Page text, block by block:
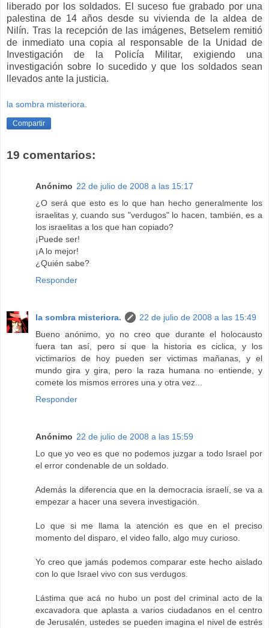
liberado por los soldados. El suceso fue grabado por una
palestina de 14 años desde su vivienda de la aldea de
Nilín. Tras la recepción de las imágenes, Betselem remitió
de inmediato una copia al responsable de la Unidad de
Investigación de la Policía Militar, exigiendo una
investigación sobre lo sucedido y que los soldados sean
llevados ante la justicia.
la sombra misteriora.
Compartir
19 comentarios:
Anónimo 22 de julio de 2008 a las 15:17
¿O será que esto es lo que han hecho generalmente los
israelitas y, cuando sus "verdugos" lo hacen, también, es a
los israelitas a los que han copiado?
¡Puede ser!
¡A lo mejor!
¿Quién sabe?
Responder
la sombra misteriora.
22 de julio de 2008 a las 15:49
Bueno anónimo, yo no creo que durante el holocausto
fuera tan así, pero si que la historia es ciclica, y los
victimarios de hoy pueden ser victimas mañanas, y el
mundo gira y gira, pero la raza humana no entiende, y
comete los mismos errores una y otra vez...
Responder
Anónimo 22 de julio de 2008 a las 15:59
Lo que yo veo es que no podemos juzgar a todo Israel por
el error condenable de un soldado.
Además la diferencia que en la democracia israelí, se va a
empezar a hacer una severa investigación.
Lo que si me llama la atención es que en el preciso
momento del disparo, el video fallo, algo muy curioso.
Yo creo que jamás podemos comparar este hecho aislado
con lo que Israel vivo con sus verdugos.
Lástima que acá no hubo un post del criminal acto de la
excavadora que aplasta a varios ciudadanos en el centro
de Jerusalén, ustedes se pueden imagina el nivel de estrés